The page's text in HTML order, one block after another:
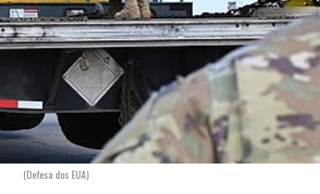
(Defesa dos EUA)